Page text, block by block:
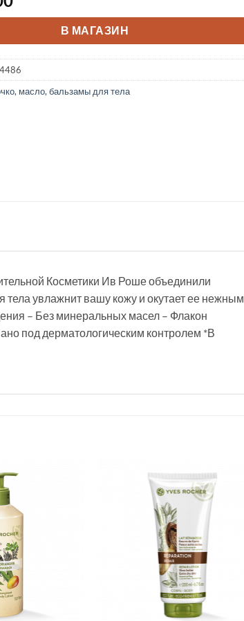
В МАГАЗИН
масло, бальзамы для тела
Косметики Ив Роше объединили
увлажнит вашу кожу и окутает ее нежным
– Без минеральных масел – Флакон
под дерматологическим контролем *В